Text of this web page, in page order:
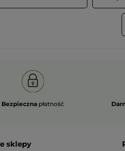
Bezpieczna płatność
sklepy